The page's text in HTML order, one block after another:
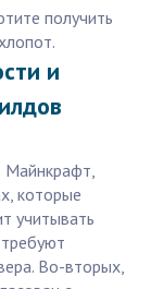
получить
и
Майнкрафт,
которые
учитывать
Во-вторых,